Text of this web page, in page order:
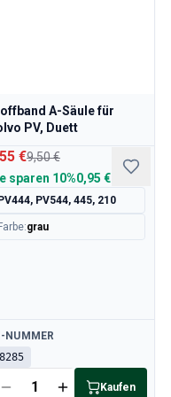
A-Säule für
PV, Duett
€9,50 €
sparen 10%0,95 €
PV444, PV544, 445, 210
Farbe:grau
NUMMER
Kaufen